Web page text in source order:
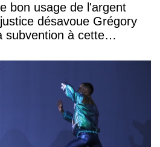
bon usage de l'argent
désavoue Grégory
subvention à cette